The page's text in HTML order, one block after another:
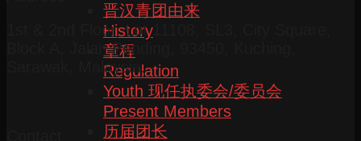
晋汉青团由来
History
章程
Regulation
Youth 现任执委会/委员会
Present Members
历届团长
1st & 2nd Floor, Lot 11108, SL3, City Square,
Block A, Jalan Pending, 93450, Kuching,
Sarawak, Malaysia.